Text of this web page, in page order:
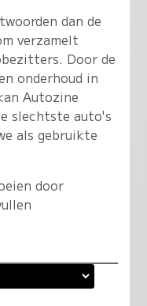
dan de
verzamelt
Door de
onderhoud in
Autozine
slechtste auto's
als gebruikte
door